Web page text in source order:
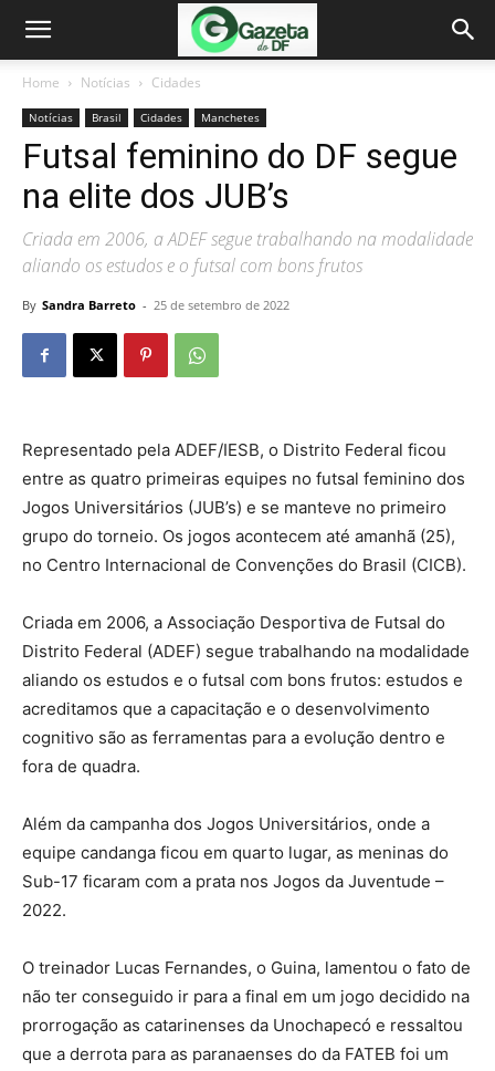
Home Notícias Cidades
Notícias Brasil Cidades Manchetes
Futsal feminino do DF segue
na elite dos JUB’s
Criada em 2006, a ADEF segue trabalhando na modalidade
aliando os estudos e o futsal com bons frutos
By Sandra Barreto - 25 de setembro de 2022
Representado pela ADEF/IESB, o Distrito Federal ficou
entre as quatro primeiras equipes no futsal feminino dos
Jogos Universitários (JUB’s) e se manteve no primeiro
grupo do torneio. Os jogos acontecem até amanhã (25),
no Centro Internacional de Convenções do Brasil (CICB).
Criada em 2006, a Associação Desportiva de Futsal do
Distrito Federal (ADEF) segue trabalhando na modalidade
aliando os estudos e o futsal com bons frutos: estudos e
acreditamos que a capacitação e o desenvolvimento
cognitivo são as ferramentas para a evolução dentro e
fora de quadra.
Além da campanha dos Jogos Universitários, onde a
equipe candanga ficou em quarto lugar, as meninas do
Sub-17 ficaram com a prata nos Jogos da Juventude –
2022.
O treinador Lucas Fernandes, o Guina, lamentou o fato de
não ter conseguido ir para a final em um jogo decidido na
prorrogação as catarinenses da Unochapecó e ressaltou
que a derrota para as paranaenses do da FATEB foi um